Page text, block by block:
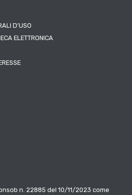
D’USO
ELETTRONICA
n. 22885 del 10/11/2023 come